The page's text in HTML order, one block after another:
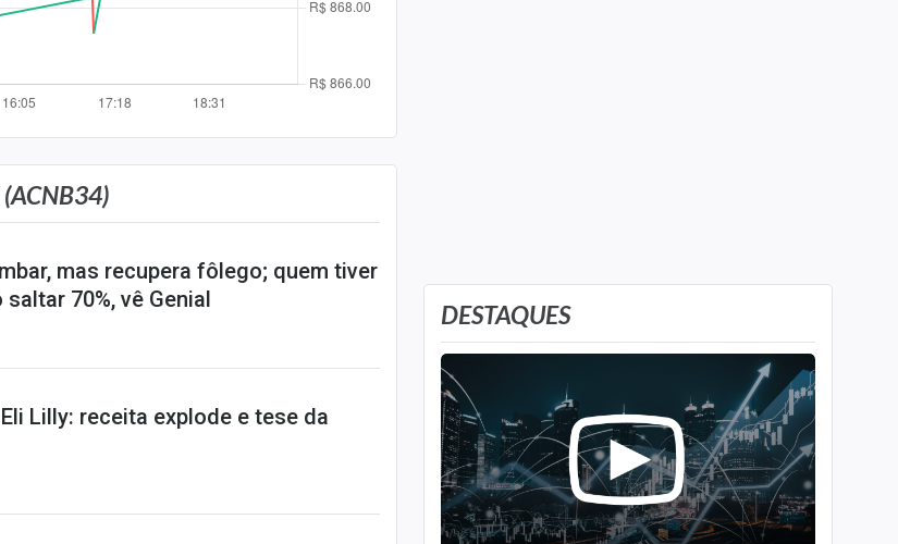
(ACNB34)
mas recupera fôlego; quem tiver
saltar 70%, vê Genial
Lilly: receita explode e tese da
DESTAQUES